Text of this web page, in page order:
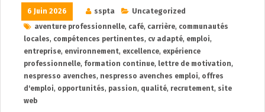
6 Juin 2026 sspta
Uncategorized
aventure professionnelle, café, carrière, communautés
locales, compétences pertinentes, cv adapté, emploi,
entreprise, environnement, excellence, expérience
professionnelle, formation continue, lettre de motivation,
nespresso avenches, nespresso avenches emploi, offres
d'emploi, opportunités, passion, qualité, recrutement, site
web